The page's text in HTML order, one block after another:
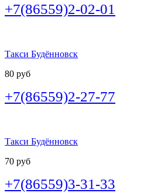
+7(86559)2-02-01
Такси Будённовск
80 руб
+7(86559)2-27-77
Такси Будённовск
70 руб
+7(86559)3-31-33